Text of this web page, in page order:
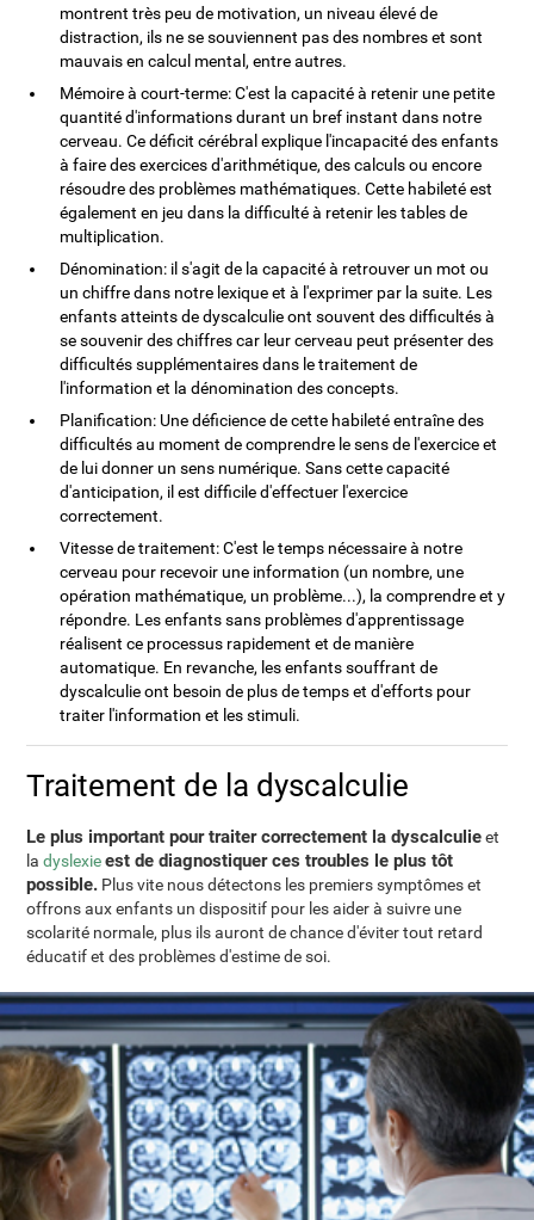
montrent très peu de motivation, un niveau élevé de
distraction, ils ne se souviennent pas des nombres et sont
mauvais en calcul mental, entre autres.
Mémoire à court-terme: C'est la capacité à retenir une petite
quantité d'informations durant un bref instant dans notre
cerveau. Ce déficit cérébral explique l'incapacité des enfants
à faire des exercices d'arithmétique, des calculs ou encore
résoudre des problèmes mathématiques. Cette habileté est
également en jeu dans la difficulté à retenir les tables de
multiplication.
Dénomination: il s'agit de la capacité à retrouver un mot ou
un chiffre dans notre lexique et à l'exprimer par la suite. Les
enfants atteints de dyscalculie ont souvent des difficultés à
se souvenir des chiffres car leur cerveau peut présenter des
difficultés supplémentaires dans le traitement de
l'information et la dénomination des concepts.
Planification: Une déficience de cette habileté entraîne des
difficultés au moment de comprendre le sens de l'exercice et
de lui donner un sens numérique. Sans cette capacité
d'anticipation, il est difficile d'effectuer l'exercice
correctement.
Vitesse de traitement: C'est le temps nécessaire à notre
cerveau pour recevoir une information (un nombre, une
opération mathématique, un problème...), la comprendre et y
répondre. Les enfants sans problèmes d'apprentissage
réalisent ce processus rapidement et de manière
automatique. En revanche, les enfants souffrant de
dyscalculie ont besoin de plus de temps et d'efforts pour
traiter l'information et les stimuli.
Traitement de la dyscalculie
Le plus important pour traiter correctement la dyscalculieet
ladyslexie est de diagnostiquer ces troubles le plus tôt
possible. Plus vite nous détectons les premiers symptômes et
offrons aux enfants un dispositif pour les aider à suivre une
scolarité normale, plus ils auront de chance d'éviter tout retard
éducatif et des problèmes d'estime de soi.